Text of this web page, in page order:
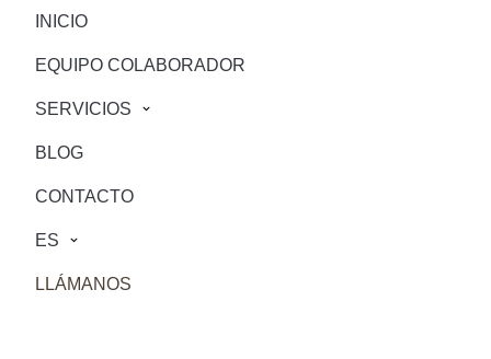
INICIO
EQUIPO COLABORADOR
SERVICIOS
BLOG
CONTACTO
ES
LLÁMANOS